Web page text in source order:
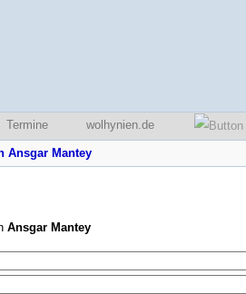
Termine wolhynien.de
Ansgar Mantey
Ansgar Mantey